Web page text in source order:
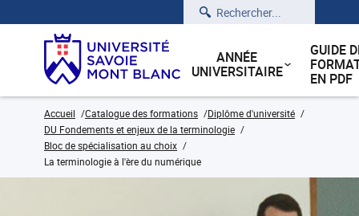
Rechercher
ANNÉE
UNIVERSITAIRE
GUIDE
EN PDF
Accueil Catalogue des formations
Diplôme d'université
DU Fondements et enjeux de la terminologie
Bloc de spécialisation au choix
La terminologie à l'ère du numérique